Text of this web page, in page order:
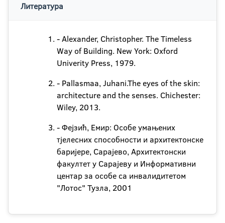
Литература
- Alexander, Christopher. The Timeless
Way of Building. New York: Oxford
Univerity Press, 1979.
- Pallasmaa, Juhani.The eyes of the skin:
architecture and the senses. Chichester:
Wiley, 2013.
- Фејзић, Емир: Особе умањених
тјелесних способности и архитектонске
баријере, Сарајево, Архитектонски
факултет у Сарајеву и Информативни
центар за особе са инвалидитетом
"Лотос" Тузла, 2001